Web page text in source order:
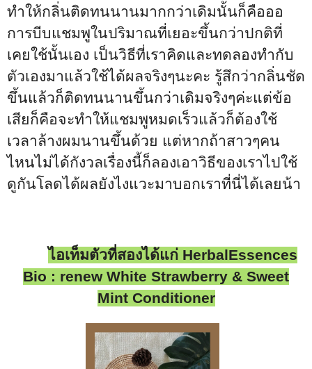
ทำให้กลิ่นติดทนนานมากกว่าเดิมนั้นก็คือออ
การบีบแชมพูในปริมาณที่เยอะขึ้นกว่าปกติที่
เคยใช้นั้นเอง เป็นวิธีที่เราคิดและทดลองทำกับ
ตัวเองมาแล้วใช้ได้ผลจริงๆนะคะ รู้สึกว่ากลิ่นชัด
ขึ้นแล้วก็ติดทนนานขึ้นกว่าเดิมจริงๆค่ะแต่ข้อ
เสียก็คือจะทำให้แชมพูหมดเร็วแล้วก็ต้องใช้
เวลาล้างผมนานขึ้นด้วย แต่หากถ้าสาวๆคน
ไหนไม่ได้กังวลเรื่องนี้ก็ลองเอาวิธีของเราไปใช้
ดูกันโลดได้ผลยังไงแวะมาบอกเราที่นี่ได้เลยน้า
ไอเท็มตัวที่สองได้แก่ HerbalEssences
Bio : renew White Strawberry & Sweet
Mint Conditioner